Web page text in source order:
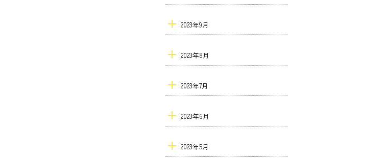
2023年9月
2023年8月
2023年7月
2023年6月
2023年5月